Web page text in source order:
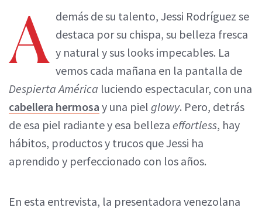
A demás de su talento, Jessi Rodríguez se
destaca por su chispa, su belleza fresca
y natural y sus looks impecables. La
vemos cada mañana en la pantalla de
Despierta América luciendo espectacular, con una
cabellera hermosa y una piel glowy. Pero, detrás
de esa piel radiante y esa belleza effortless, hay
hábitos, productos y trucos que Jessi ha
aprendido y perfeccionado con los años.
En esta entrevista, la presentadora venezolana